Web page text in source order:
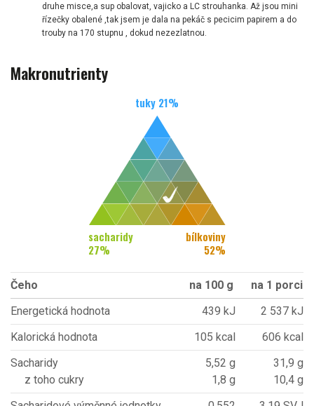
druhe misce,a sup obalovat, vajicko a LC strouhanka. Až jsou mini
řízečky obalené ,tak jsem je dala na pekáč s pecicim papirem a do
trouby na 170 stupnu , dokud nezezlatnou.
Makronutrienty
tuky 21%
sacharidy
27%
bílkoviny
52%
Čeho na 100 g
na 1 porci
Energetická hodnota
439 kJ
2 537 kJ
Kalorická hodnota
105 kcal
606 kcal
Sacharidy
z toho cukry
5,52 g
1,8 g
31,9 g
10,4 g